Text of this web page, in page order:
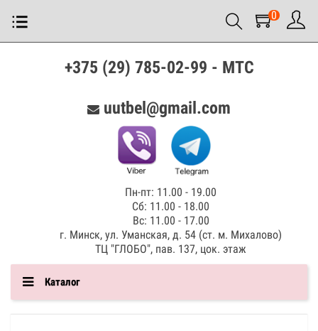
0
+375 (29) 785-02-99 - МТС
uutbel@gmail.com
Пн-пт: 11.00 - 19.00
Сб: 11.00 - 18.00
Вс: 11.00 - 17.00
г. Минск, ул. Уманская, д. 54 (ст. м. Михалово)
ТЦ "ГЛОБО", пав. 137, цок. этаж
Каталог